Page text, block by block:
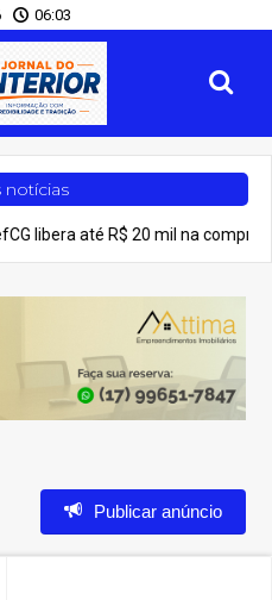
06:03
notícias
libera até R$ 20 mil na compra
Publicar anúncio